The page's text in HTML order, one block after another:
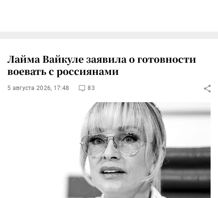
Лайма Вайкуле заявила о готовности
воевать с россиянами
5 августа 2026, 17:48 83